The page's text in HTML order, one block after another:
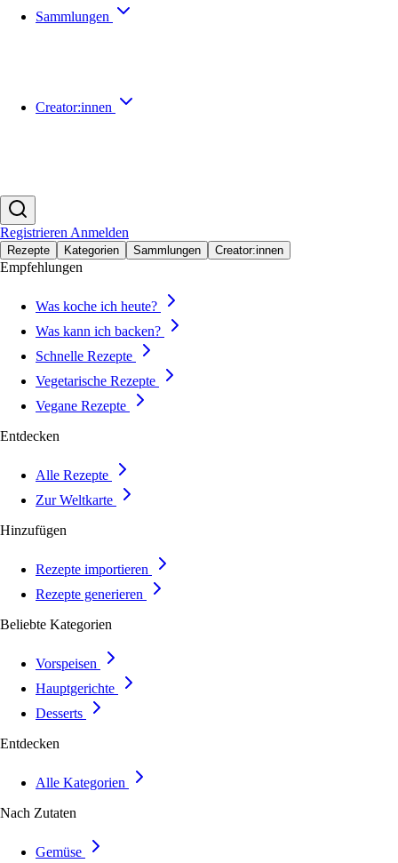
Sammlungen
Creator:innen
Registrieren Anmelden
Rezepte Kategorien Sammlungen Creator:innen
Empfehlungen
Was koche ich heute?
Was kann ich backen?
Schnelle Rezepte
Vegetarische Rezepte
Vegane Rezepte
Entdecken
Alle Rezepte
Zur Weltkarte
Hinzufügen
Rezepte importieren
Rezepte generieren
Beliebte Kategorien
Vorspeisen
Hauptgerichte
Desserts
Entdecken
Alle Kategorien
Nach Zutaten
Gemüse